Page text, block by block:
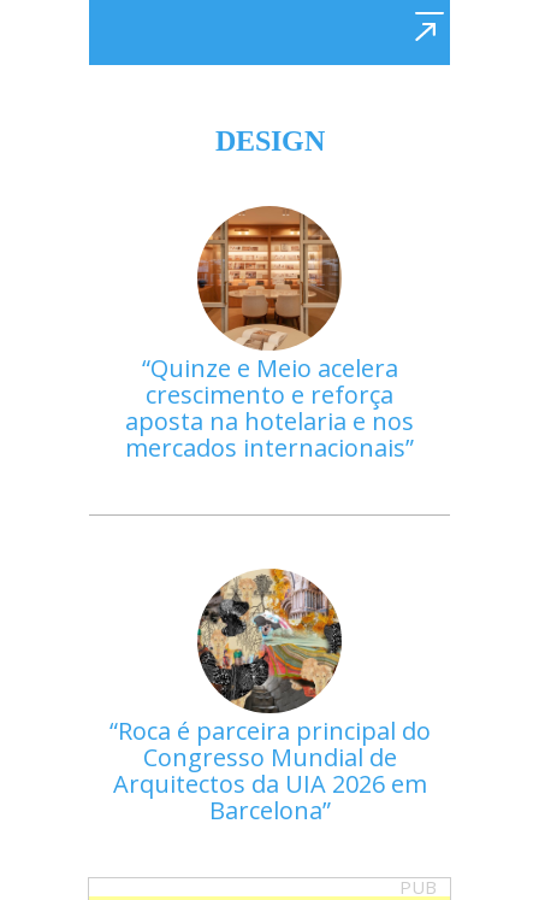
DESIGN
Quinze e Meio acelera
crescimento e reforça
aposta na hotelaria e nos
mercados internacionais
Roca é parceira principal do
Congresso Mundial de
Arquitectos da UIA 2026 em
Barcelona
PUB